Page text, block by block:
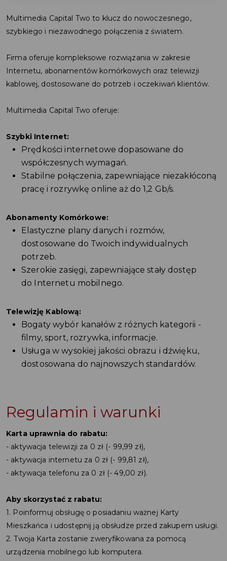
Multimedia Capital Two to klucz do nowoczesnego,
szybkiego i niezawodnego połączenia z światem.
Firma oferuje kompleksowe rozwiązania w zakresie
Internetu, abonamentów komórkowych oraz telewizji
kablowej, dostosowane do potrzeb i oczekiwań klientów.
Multimedia Capital Two oferuje:
Szybki Internet:
Prędkości internetowe dopasowane do
współczesnych wymagań.
Stabilne połączenia, zapewniające niezakłóconą
pracę i rozrywkę online aż do 1,2 Gb/s.
Abonamenty Komórkowe:
Elastyczne plany danych i rozmów,
dostosowane do Twoich indywidualnych
potrzeb.
Szerokie zasięgi, zapewniające stały dostęp
do Internetu mobilnego.
Telewizję Kablową:
Bogaty wybór kanałów z różnych kategorii -
filmy, sport, rozrywka, informacje.
Usługa w wysokiej jakości obrazu i dźwięku,
dostosowana do najnowszych standardów.
Regulamin i warunki
Karta uprawnia do rabatu:
- aktywacja telewizji za 0 zł (- 99,99 zł),
- aktywacja internetu za 0 zł (- 99,81 zł),
- aktywacja telefonu za 0 zł (- 49,00 zł).
Aby skorzystać z rabatu:
1. Poinformuj obsługę o posiadaniu ważnej Karty
Mieszkańca i udostępnij ją obsłudze przed zakupem usługi.
2. Twoja Karta zostanie zweryfikowana za pomocą
urządzenia mobilnego lub komputera.